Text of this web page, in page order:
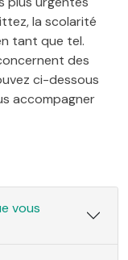
la scolarité
tant que tel.
des
ci-dessous
accompagner
vous